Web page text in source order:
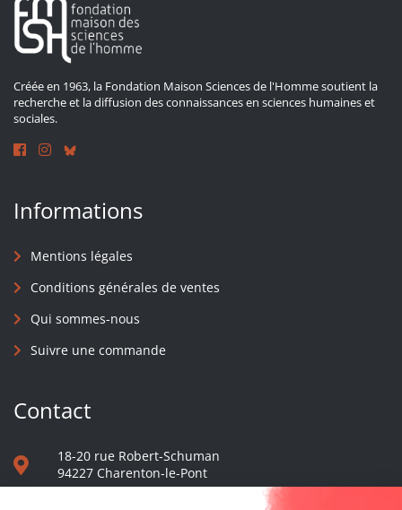
Créée en 1963, la Fondation Maison Sciences de l'Homme soutient la
recherche et la diffusion des connaissances en sciences humaines et
sociales.
Informations
Mentions légales
Conditions générales de ventes
Qui sommes-nous
Suivre une commande
Contact
18-20 rue Robert-Schuman
94227 Charenton-le-Pont